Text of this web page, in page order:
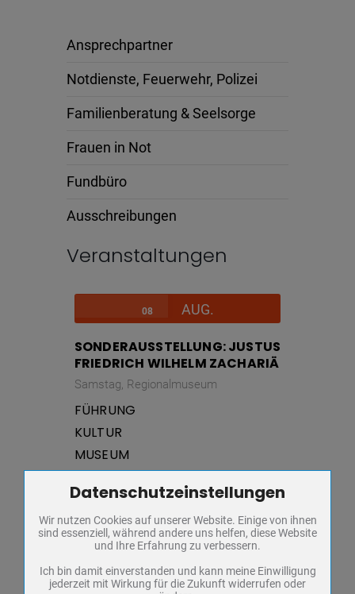
Ansprechpartner
Notdienste, Feuerwehr, Polizei
Familienberatung & Seelsorge
Frauen in Not
Fundbüro
Ausschreibungen
Veranstaltungen
08 AUG.
SONDERAUSSTELLUNG: JUSTUS
FRIEDRICH WILHELM ZACHARIÄ
Samstag, Regionalmuseum
FÜHRUNG
KULTUR
MUSEUM
SONDERAUSSTELLUNG
VORTRAG
VERANSTALTUNGSDETAILS
Zum Betrieb der Seite notwendige Cookies / Drittanbieter:
Name
PHP Session Cookie
Anbieter
Eigentümer dieser Website
Schutz
Cookie Name
PHPSESSID, fe_typo_user
Datenschutzeinstellungen
Wir nutzen Cookies auf unserer Website. Einige von ihnen
sind essenziell, während andere uns helfen, diese Website
und Ihre Erfahrung zu verbessern.
Ich bin damit einverstanden und kann meine Einwilligung
jederzeit mit Wirkung für die Zukunft widerrufen oder